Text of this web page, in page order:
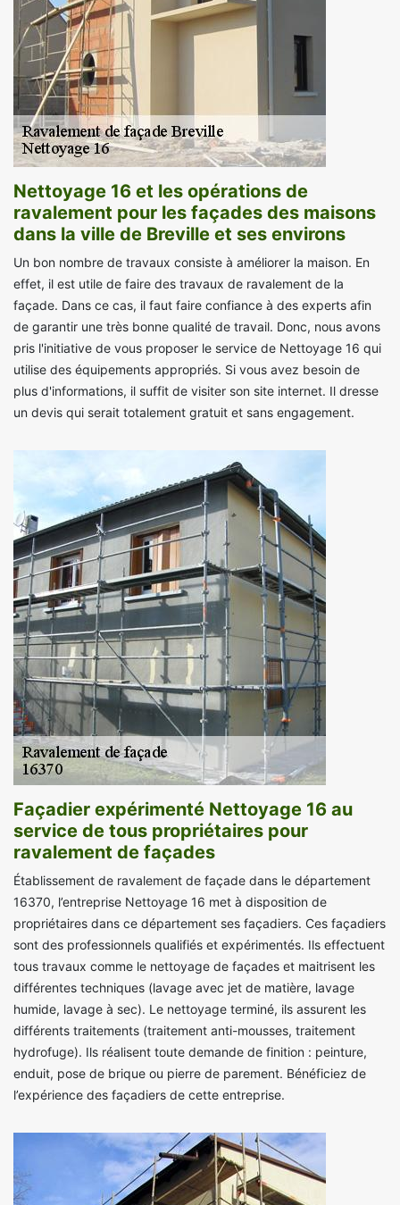
Nettoyage 16 et les opérations de
ravalement pour les façades des maisons
dans la ville de Breville et ses environs
Un bon nombre de travaux consiste à améliorer la maison. En
effet, il est utile de faire des travaux de ravalement de la
façade. Dans ce cas, il faut faire confiance à des experts afin
de garantir une très bonne qualité de travail. Donc, nous avons
pris l'initiative de vous proposer le service de Nettoyage 16 qui
utilise des équipements appropriés. Si vous avez besoin de
plus d'informations, il suffit de visiter son site internet. Il dresse
un devis qui serait totalement gratuit et sans engagement.
Façadier expérimenté Nettoyage 16 au
service de tous propriétaires pour
ravalement de façades
Établissement de ravalement de façade dans le département
16370, l’entreprise Nettoyage 16 met à disposition de
propriétaires dans ce département ses façadiers. Ces façadiers
sont des professionnels qualifiés et expérimentés. Ils effectuent
tous travaux comme le nettoyage de façades et maitrisent les
différentes techniques (lavage avec jet de matière, lavage
humide, lavage à sec). Le nettoyage terminé, ils assurent les
différents traitements (traitement anti-mousses, traitement
hydrofuge). Ils réalisent toute demande de finition : peinture,
enduit, pose de brique ou pierre de parement. Bénéficiez de
l’expérience des façadiers de cette entreprise.